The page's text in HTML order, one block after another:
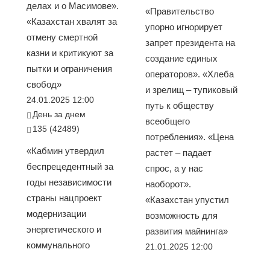
делах и о Масимове».
«Казахстан хвалят за
отмену смертной
казни и критикуют за
пытки и ограничения
свобод»
24.01.2025 12:00
День за днем
135 (42489)
«Кабмин утвердил
беспрецедентный за
годы независимости
страны нацпроект
модернизации
энергетического и
коммунального
«Правительство
упорно игнорирует
запрет президента на
создание единых
операторов». «Хлеба
и зрелищ – тупиковый
путь к обществу
всеобщего
потребления». «Цена
растет – падает
спрос, а у нас
наоборот».
«Казахстан упустил
возможность для
развития майнинга»
21.01.2025 12:00